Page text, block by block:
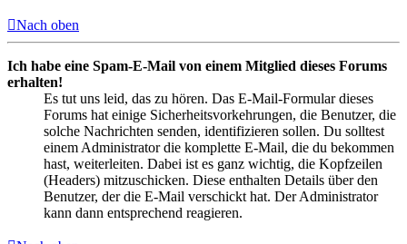
Nach oben
Ich habe eine Spam-E-Mail von einem Mitglied dieses Forums
erhalten!
Es tut uns leid, das zu hören. Das E-Mail-Formular dieses
Forums hat einige Sicherheitsvorkehrungen, die Benutzer, die
solche Nachrichten senden, identifizieren sollen. Du solltest
einem Administrator die komplette E-Mail, die du bekommen
hast, weiterleiten. Dabei ist es ganz wichtig, die Kopfzeilen
(Headers) mitzuschicken. Diese enthalten Details über den
Benutzer, der die E-Mail verschickt hat. Der Administrator
kann dann entsprechend reagieren.